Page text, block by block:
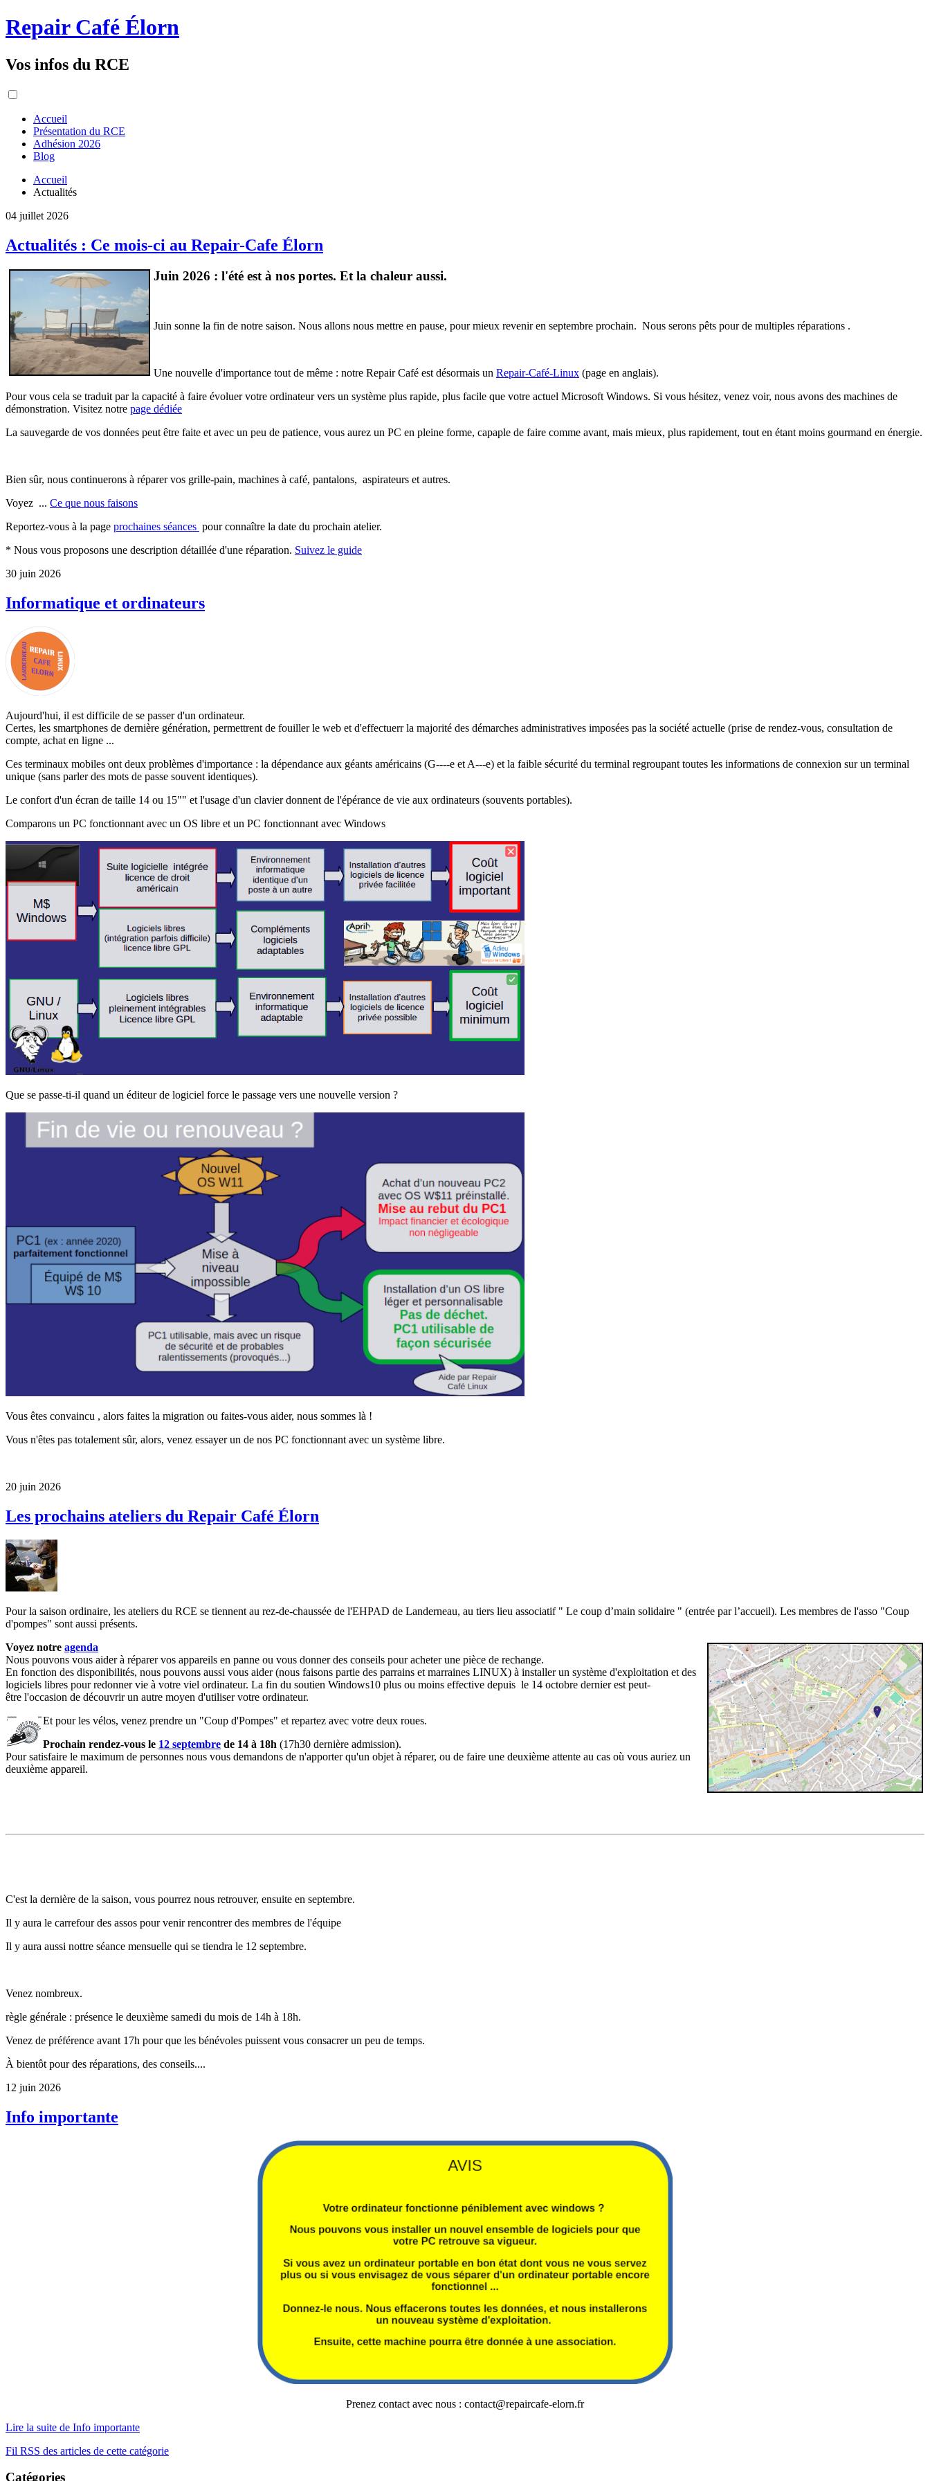
Repair Café Élorn
Vos infos du RCE
Accueil
Présentation du RCE
Adhésion 2026
Blog
Accueil
Actualités
04 juillet 2026
Actualités : Ce mois-ci au Repair-Cafe Élorn
Juin 2026 : l'été est à nos portes. Et la chaleur aussi.
Juin sonne la fin de notre saison. Nous allons nous mettre en pause, pour mieux revenir en septembre prochain. Nous serons pêts pour de multiples réparations .
Une nouvelle d'importance tout de même : notre Repair Café est désormais un Repair-Café-Linux (page en anglais).
Pour vous cela se traduit par la capacité à faire évoluer votre ordinateur vers un système plus rapide, plus facile que votre actuel Microsoft Windows. Si vous hésitez, venez voir, nous avons des machines de
démonstration. Visitez notre page dédiée
La sauvegarde de vos données peut être faite et avec un peu de patience, vous aurez un PC en pleine forme, capaple de faire comme avant, mais mieux, plus rapidement, tout en étant moins gourmand en énergie.
Bien sûr, nous continuerons à réparer vos grille-pain, machines à café, pantalons, aspirateurs et autres.
Voyez ... Ce que nous faisons
Reportez-vous à la page prochaines séances pour connaître la date du prochain atelier.
* Nous vous proposons une description détaillée d'une réparation. Suivez le guide
30 juin 2026
Informatique et ordinateurs
Aujourd'hui, il est difficile de se passer d'un ordinateur.
Certes, les smartphones de dernière génération, permettrent de fouiller le web et d'effectuerr la majorité des démarches administratives imposées pas la société actuelle (prise de rendez-vous, consultation de
compte, achat en ligne ...
Ces terminaux mobiles ont deux problèmes d'importance : la dépendance aux géants américains (G----e et A---e) et la faible sécurité du terminal regroupant toutes les informations de connexion sur un terminal
unique (sans parler des mots de passe souvent identiques).
Le confort d'un écran de taille 14 ou 15"" et l'usage d'un clavier donnent de l'épérance de vie aux ordinateurs (souvents portables).
Comparons un PC fonctionnant avec un OS libre et un PC fonctionnant avec Windows
Que se passe-ti-il quand un éditeur de logiciel force le passage vers une nouvelle version ?
Vous êtes convaincu , alors faites la migration ou faites-vous aider, nous sommes là !
Vous n'êtes pas totalement sûr, alors, venez essayer un de nos PC fonctionnant avec un système libre.
20 juin 2026
Les prochains ateliers du Repair Café Élorn
Pour la saison ordinaire, les ateliers du RCE se tiennent au rez-de-chaussée de l'EHPAD de Landerneau, au tiers lieu associatif " Le coup d’main solidaire " (entrée par l’accueil). Les membres de l'asso "Coup
d'pompes" sont aussi présents.
Voyez notre agenda
Nous pouvons vous aider à réparer vos appareils en panne ou vous donner des conseils pour acheter une pièce de rechange.
En fonction des disponibilités, nous pouvons aussi vous aider (nous faisons partie des parrains et marraines LINUX) à installer un système d'exploitation et des
logiciels libres pour redonner vie à votre viel ordinateur. La fin du soutien Windows10 plus ou moins effective depuis le 14 octobre dernier est peut-
être l'occasion de découvrir un autre moyen d'utiliser votre ordinateur.
Et pour les vélos, venez prendre un "Coup d'Pompes" et repartez avec votre deux roues.
Prochain rendez-vous le 12 septembre de 14 à 18h (17h30 dernière admission).
Pour satisfaire le maximum de personnes nous vous demandons de n'apporter qu'un objet à réparer, ou de faire une deuxième attente au cas où vous auriez un
deuxième appareil.
C'est la dernière de la saison, vous pourrez nous retrouver, ensuite en septembre.
Il y aura le carrefour des assos pour venir rencontrer des membres de l'équipe
Il y aura aussi nottre séance mensuelle qui se tiendra le 12 septembre.
Venez nombreux.
règle générale : présence le deuxième samedi du mois de 14h à 18h.
Venez de préférence avant 17h pour que les bénévoles puissent vous consacrer un peu de temps.
À bientôt pour des réparations, des conseils....
12 juin 2026
Info importante
Prenez contact avec nous : contact@repaircafe-elorn.fr
Lire la suite de Info importante
Fil RSS des articles de cette catégorie
Catégories